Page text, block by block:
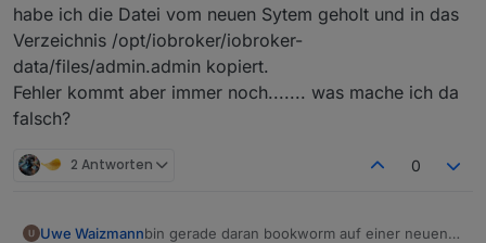
habe ich die Datei vom neuen Sytem geholt und in das
Verzeichnis /opt/iobroker/iobroker-
data/files/admin.admin kopiert.
Fehler kommt aber immer noch....... was mache ich da
falsch?
2 Antworten 0
Uwe Waizmannbin gerade daran bookworm auf einer neuen